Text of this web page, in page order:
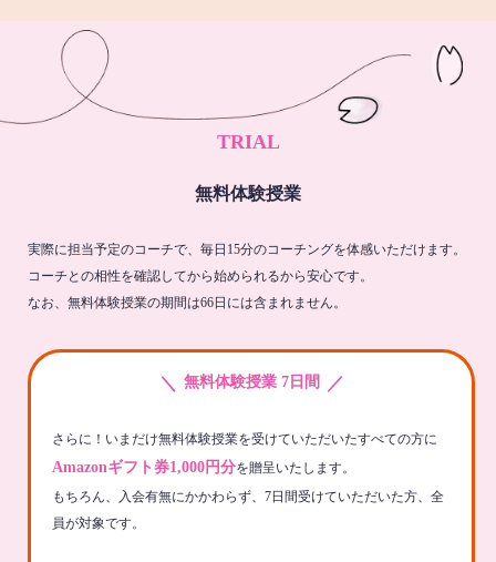
TRIAL
無料体験授業
実際に担当予定のコーチで、毎日15分のコーチングを体感いただけます。
コーチとの相性を確認してから始められるから安心です。
なお、無料体験授業の期間は66日には含まれません。
＼ 無料体験授業 7日間 ／
さらに！いまだけ無料体験授業を受けていただいたすべての方に
Amazonギフト券1,000円分を贈呈いたします。
もちろん、入会有無にかかわらず、7日間受けていただいた方、全
員が対象です。